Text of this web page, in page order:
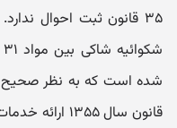
۳۵ قانون ثبت احوال
شده است که به نظر صحیح
قانون سال